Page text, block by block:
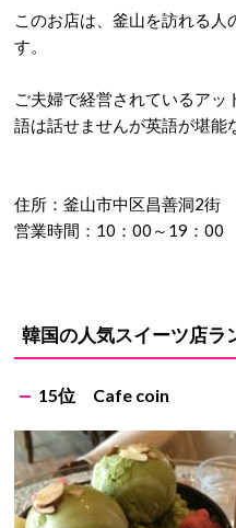
このお店は、釜山を訪れる人
す。
ご夫婦で経営されているア
語は話せませんが英語が堪能
住所：釜山市中区昌善洞2
営業時間：10：00～19：00
韓国の人気スイーツ店ラ
15位 Cafe coin